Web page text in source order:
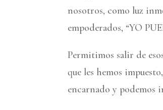
nosotros, como luz
empoderados, “YO
Permitimos salir de
que les hemos
encarnado y podemos